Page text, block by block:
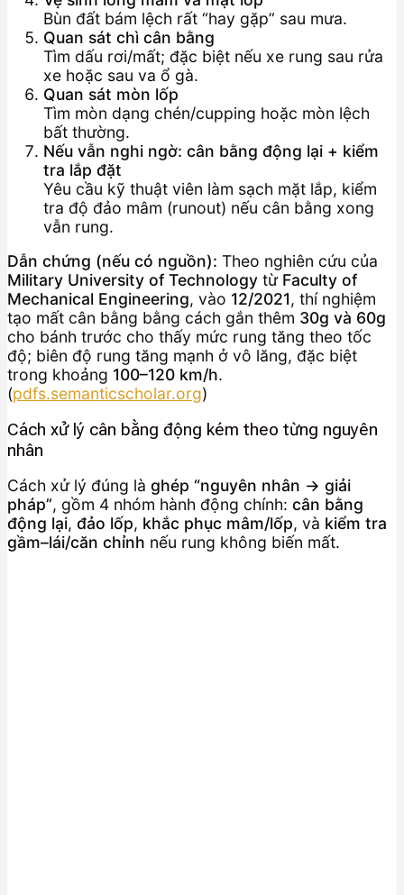
Bùn đất bám lệch rất “hay gặp” sau mưa.
Quan sát chì cân bằng
Tìm dấu rơi/mất; đặc biệt nếu xe rung sau rửa
xe hoặc sau va ổ gà.
Quan sát mòn lốp
Tìm mòn dạng chén/cupping hoặc mòn lệch
bất thường.
Nếu vẫn nghi ngờ: cân bằng động lại + kiểm
tra lắp đặt
Yêu cầu kỹ thuật viên làm sạch mặt lắp, kiểm
tra độ đảo mâm (runout) nếu cân bằng xong
vẫn rung.
Dẫn chứng (nếu có nguồn): Theo nghiên cứu của
Military University of Technology từ Faculty of
Mechanical Engineering, vào 12/2021, thí nghiệm
tạo mất cân bằng bằng cách gắn thêm 30g và 60g
cho bánh trước cho thấy mức rung tăng theo tốc
độ; biên độ rung tăng mạnh ở vô lăng, đặc biệt
trong khoảng 100–120 km/h.
(pdfs.semanticscholar.org)
Cách xử lý cân bằng động kém theo từng nguyên
nhân
Cách xử lý đúng là ghép “nguyên nhân → giải
pháp”, gồm 4 nhóm hành động chính: cân bằng
động lại, đảo lốp, khắc phục mâm/lốp, và kiểm tra
gầm–lái/căn chỉnh nếu rung không biến mất.